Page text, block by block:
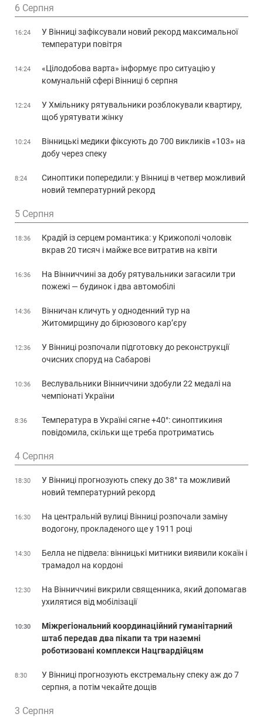
6 Серпня
16:24
У Вінниці зафіксували новий рекорд максимальної
температури повітря
14:24
«Цілодобова варта» інформує про ситуацію у
комунальній сфері Вінниці 6 серпня
12:24
У Хмільнику рятувальники розблокували квартиру,
щоб урятувати жінку
10:24
Вінницькі медики фіксують до 700 викликів «103» на
добу через спеку
8:24
Синоптики попередили: у Вінниці в четвер можливий
новий температурний рекорд
5 Серпня
18:36
Крадій із серцем романтика: у Крижополі чоловік
вкрав 20 тисяч і майже все витратив на квіти
16:36
На Вінниччині за добу рятувальники загасили три
пожежі — будинок і два автомобілі
14:36
Вінничан кличуть у одноденний тур на
Житомирщину до бірюзового кар’єру
12:36
У Вінниці розпочали підготовку до реконструкції
очисних споруд на Сабарові
10:36
Веслувальники Вінниччини здобули 22 медалі на
чемпіонаті України
8:36
Температура в Україні сягне +40°: синоптикиня
повідомила, скільки ще треба протриматись
4 Серпня
18:30
У Вінниці прогнозують спеку до 38° та можливий
новий температурний рекорд
16:30
На центральній вулиці Вінниці розпочали заміну
водогону, прокладеного ще у 1911 році
14:30
Белла не підвела: вінницькі митники виявили кокаїн і
трамадол на кордоні
12:30
На Вінниччині викрили священника, який допомагав
ухилятися від мобілізації
10:30
Міжрегіональний координаційний гуманітарний
штаб передав два пікапи та три наземні
роботизовані комплекси Нацгвардійцям
8:30
У Вінниці прогнозують екстремальну спеку аж до 7
серпня, а потім чекайте дощів
3 Серпня